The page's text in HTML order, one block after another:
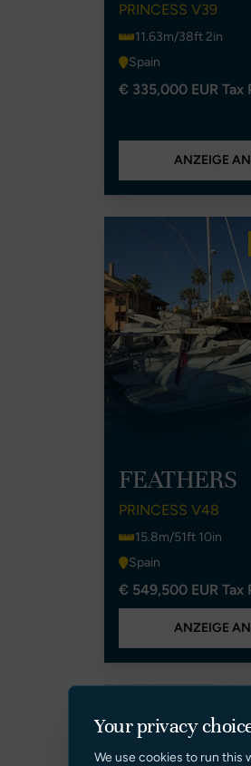
PRINCESS V39
11.63m/38ft 2in
Spain
€ 335,000 EUR Tax
ANZEIGE
FEATHERS
PRINCESS V48
15.8m/51ft 10in
Spain
€ 549,500 EUR Tax
ANZEIGE
Your privacy
We use cookies to run this